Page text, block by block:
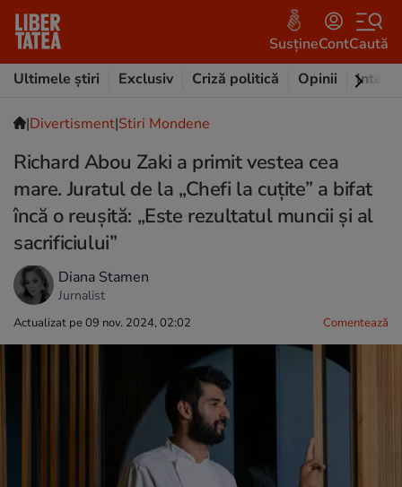
SusțineContCaută
Ultimele știri
Exclusiv Criză politică Opinii
|Divertisment|Stiri Mondene
Richard Abou Zaki a primit vestea cea
mare. Juratul de la „Chefi la cuțite” a bifat
încă o reușită: „Este rezultatul muncii și al
sacrificiului”
Diana Stamen
Jurnalist
Actualizat pe 09 nov. 2024, 02:02 Comentează